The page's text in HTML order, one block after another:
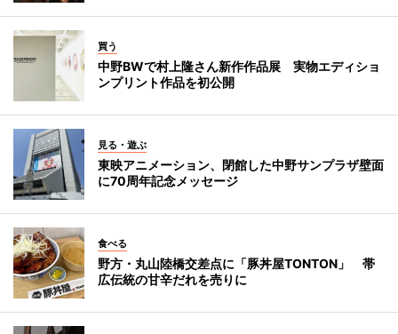
買う
中野BWで村上隆さん新作作品展 実物エディショ
ンプリント作品を初公開
見る・遊ぶ
東映アニメーション、閉館した中野サンプラザ壁面
に70周年記念メッセージ
食べる
野方・丸山陸橋交差点に「豚丼屋TONTON」 帯
広伝統の甘辛だれを売りに